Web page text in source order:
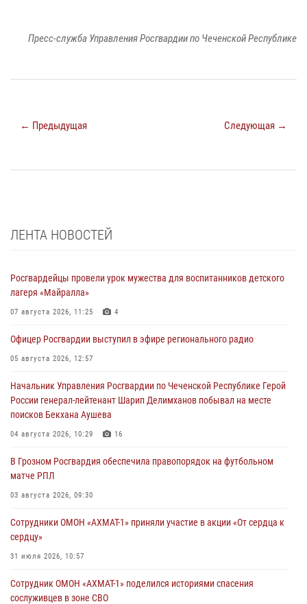
Пресс-служба Управления Росгвардии по Чеченской Республике
← Предыдущая Следующая →
ЛЕНТА НОВОСТЕЙ
Росгвардейцы провели урок мужества для воспитанников детского
лагеря «Майралла»
07 августа 2026, 11:25 4
Офицер Росгвардии выступил в эфире регионального радио
05 августа 2026, 12:57
Начальник Управления Росгвардии по Чеченской Республике Герой
России генерал-лейтенант Шарип Делимханов побывал на месте
поисков Бекхана Аушева
04 августа 2026, 10:29 16
В Грозном Росгвардия обеспечила правопорядок на футбольном
матче РПЛ
03 августа 2026, 09:30
Сотрудники ОМОН «АХМАТ-1» приняли участие в акции «От сердца к
сердцу»
31 июля 2026, 10:57
Сотрудник ОМОН «АХМАТ-1» поделился историями спасения
сослуживцев в зоне СВО